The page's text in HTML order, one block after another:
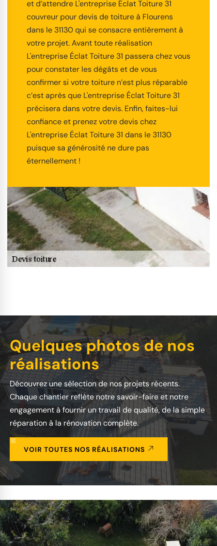
et d’attendre L'entreprise Éclat Toiture 31
couvreur pour devis de toiture à Flourens
dans le 31130 qui se consacre entièrement à
votre projet. Avant toute réalisation
L'entreprise Éclat Toiture 31 passera chez vous
pour constater les dégâts et de vous
confirmer si votre toiture n’est plus réparable
c’est après que L'entreprise Éclat Toiture 31
précisera dans votre devis. Enfin, faites-lui
confiance et prenez votre devis chez
L'entreprise Éclat Toiture 31 dans le 31130
puisque sa générosité ne dure pas
éternellement !
Quelques photos de nos
réalisations
Découvrez une sélection de nos projets récents.
Chaque chantier reflète notre savoir-faire et notre
engagement à fournir un travail de qualité, de la simple
réparation à la rénovation complète.
VOIR TOUTES NOS RÉALISATIONS